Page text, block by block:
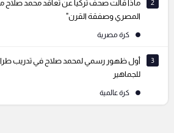
2
ماذا قالت صحف تركيا عن تعاقد محمد صلاح
المصري وصفقة القرن"
كرة مصرية
3
أول ظهور رسمي لمحمد صلاح في تدريب
للجماهير
كرة عالمية